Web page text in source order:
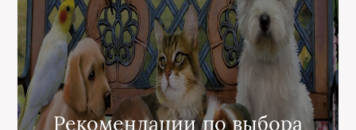
Рекомендации по выбора